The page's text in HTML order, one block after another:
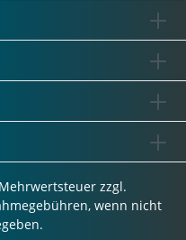
zzgl.
wenn nicht